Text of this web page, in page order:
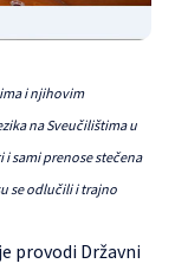
i njihovim
na Sveučilištima u
sami prenose stečena
se odlučili i trajno
provodi Državni